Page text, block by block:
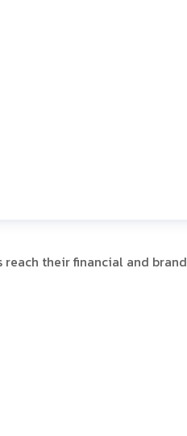
reach their financial and